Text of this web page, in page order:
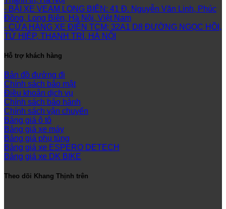
- BÃI XE VEAM LONG BIÊN: 41 Đ. Nguyễn Văn Linh, Phúc
Đồng, Long Biên, Hà Nội, Việt Nam
- CỬA HÀNG XE ĐIỆN TCM: 32A1 D8 ĐƯỜNG NGỌC HỒI,
TỨ HIỆP, THANH TRÌ, HÀ NỘI
Hỗ trợ khách hàng
Bản đồ đường đi
Chính sách bảo mật
Điều khoản dịch vụ
Chính sách bảo hành
Chính sách vận chuyển
Bảng giá ô tô
Bảng giá xe máy
Bảng giá phụ tùng
Bảng giá xe ESPERO DETECH
Bảng giá xe DK BIKE
Theo dõi Khang Thịnh trên